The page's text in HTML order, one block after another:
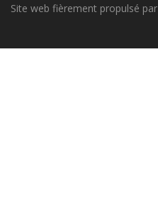
Site web fièrement propulsé par